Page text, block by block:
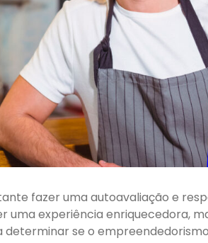
fazer uma autoavaliação e
uma experiência enriquecedora,
determinar se o